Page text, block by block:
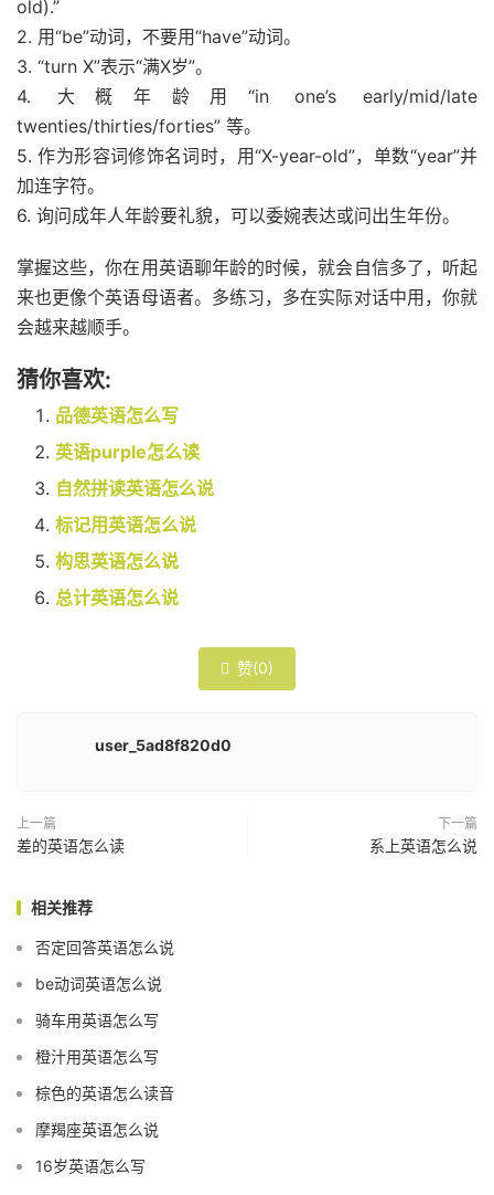
old).”
2. 用“be”动词，不要用“have”动词。
3. “turn X”表示“满X岁”。
4. 大概年龄用“in one’s early/mid/late
twenties/thirties/forties” 等。
5. 作为形容词修饰名词时，用“X-year-old”，单数“year”并
加连字符。
6. 询问成年人年龄要礼貌，可以委婉表达或问出生年份。
掌握这些，你在用英语聊年龄的时候，就会自信多了，听起
来也更像个英语母语者。多练习，多在实际对话中用，你就
会越来越顺手。
猜你喜欢:
品德英语怎么写
英语purple怎么读
自然拼读英语怎么说
标记用英语怎么说
构思英语怎么说
总计英语怎么说
 赞(0)
user_5ad8f820d0
上一篇
差的英语怎么读
下一篇
系上英语怎么说
相关推荐
否定回答英语怎么说
be动词英语怎么说
骑车用英语怎么写
橙汁用英语怎么写
棕色的英语怎么读音
摩羯座英语怎么说
16岁英语怎么写